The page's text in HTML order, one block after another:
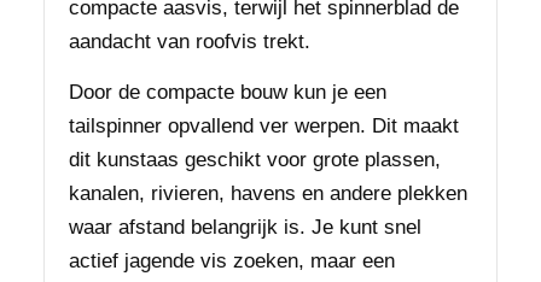
compacte aasvis, terwijl het spinnerblad de
aandacht van roofvis trekt.
Door de compacte bouw kun je een
tailspinner opvallend ver werpen. Dit maakt
dit kunstaas geschikt voor grote plassen,
kanalen, rivieren, havens en andere plekken
waar afstand belangrijk is. Je kunt snel
actief jagende vis zoeken, maar een